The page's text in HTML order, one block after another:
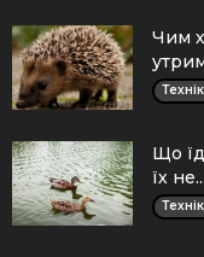
Чим
Що
їх не...